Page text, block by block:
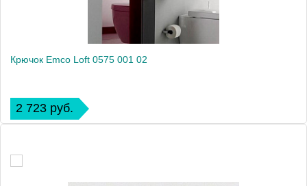
Крючок Emco Loft 0575 001 02
2 723 руб.